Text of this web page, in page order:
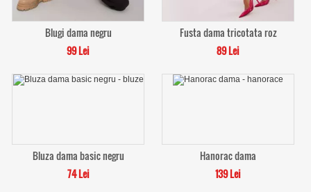
Blugi dama negru
99 Lei
Fusta dama tricotata roz
89 Lei
Bluza dama basic negru
74 Lei
Hanorac dama
139 Lei